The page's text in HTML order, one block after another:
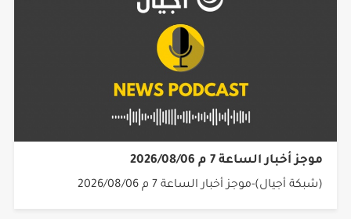
موجز أخبار الساعة 7 م 2026/08/06
(شبكة أجيال)-موجز أخبار الساعة 7 م 2026/08/06